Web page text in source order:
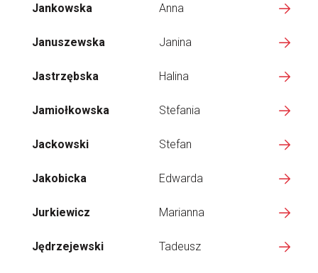
Jankowska Anna
Januszewska Janina
Jastrzębska Halina
Jamiołkowska Stefania
Jackowski Stefan
Jakobicka Edwarda
Jurkiewicz Marianna
Jędrzejewski Tadeusz